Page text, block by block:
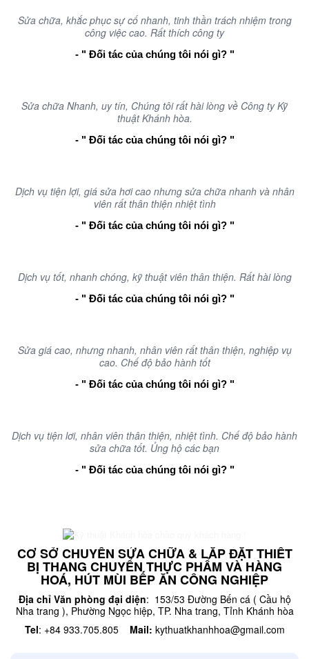
Sửa chữa, khắc phục sự cố nhanh, tinh thần trách nhiệm trong
công việc cao. Rất thích công ty
- " Đối tác của chúng tôi nói gì? "
Sửa chữa Nhanh, uy tín, Chúng tôi rất hài lòng về Công ty Kỹ
thuật Khánh hòa.
- " Đối tác của chúng tôi nói gì? "
Dịch vụ tiện lợi, giá sửa hơi cao nhưng sửa chữa nhanh và nhân
viên rất thân thiện nhiệt tình
- " Đối tác của chúng tôi nói gì? "
Dịch vụ tốt, nhanh chóng, kỹ thuật viên thân thiện. Rất hài lòng
- " Đối tác của chúng tôi nói gì? "
Sửa giá cao, nhưng nhanh, nhân viên rất thân thiện, nghiệp vụ
cao. Chế độ bảo hành tốt
- " Đối tác của chúng tôi nói gì? "
Dịch vụ tiện lơi, nhân viên thân thiện, nhiệt tình. Chế độ bảo hành
sửa chữa tốt. Ủng hộ các bạn
- " Đối tác của chúng tôi nói gì? "
CƠ SỞ CHUYÊN SỬA CHỮA & LẮP ĐẶT THIẾT
BỊ THANG CHUYỂN THỰC PHẨM VÀ HÀNG
HOÁ, HÚT MÙI BẾP ĂN CÔNG NGHIỆP
Địa chỉ Văn phòng đại diện: 153/53 Đường Bến cá ( Cầu hộ
Nha trang ), Phường Ngọc hiệp, TP. Nha trang, Tỉnh Khánh hòa
Tel: +84 933.705.805 Mail: kythuatkhanhhoa@gmail.com